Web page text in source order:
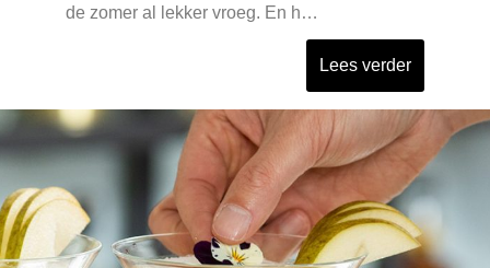
de zomer al lekker vroeg. En h…
Lees verder